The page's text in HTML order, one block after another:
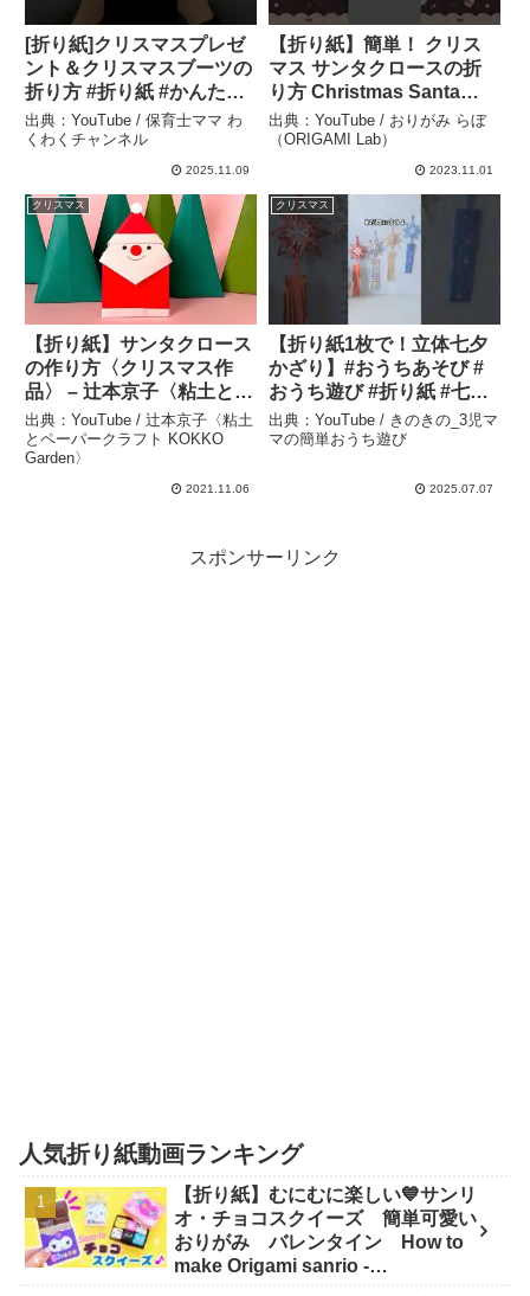
[折り紙]クリスマスプレゼ
ント＆クリスマスブーツの
折り方 #折り紙 #かんたん
#エコ #折り方 #クリスマス
ブーツ #クリスマスプレゼ
ント #ハンドメイド
ママ わくわくチャンネル
出典：YouTube / 保育士ママ わ
くわくチャンネル
2025.11.09
【折り紙】簡単！ クリス
マス サンタクロースの折
り方 Christmas Santa
Claus #origami
#papercraft #shorts – お
りがみ らぼ（ORIGAMI
出典：YouTube / おりがみ らぼ
（ORIGAMI Lab）
2023.11.01
クリスマス
【折り紙】サンタクロース
の作り方〈クリスマス作
品〉 – 辻本京子〈粘土とペ
ーパークラフト KOKKO
Garden〉
出典：YouTube / 辻本京子〈粘土
とペーパークラフト KOKKO
Garden〉
2021.11.06
クリスマス
【折り紙1枚で！立体七夕
かざり】#おうちあそび #
おうち遊び #折り紙 #七夕
#親子遊び – きのきの_3児
ママの簡単おうち遊び
出典：YouTube / きのきの_3児マ
マの簡単おうち遊び
2025.07.07
スポンサーリンク
人気折り紙動画ランキング
【折り紙】むにむに楽しい💙サンリ
オ・チョコスクイーズ 簡単可愛い
おりがみ バレンタイン How to
make Origami sanrio -